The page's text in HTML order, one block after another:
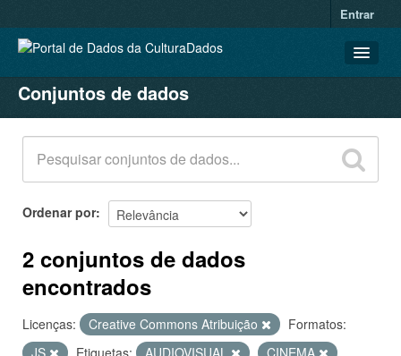
Entrar
CONJUNTOS DE DADOS
ORGANIZAÇÕES
GRUPOS
SOBRE
Conjuntos de dados
Ordenar por
2 conjuntos de dados
encontrados
Licenças: Creative Commons Atribuição
Formatos:
JS
Etiquetas: AUDIOVISUAL
CINEMA